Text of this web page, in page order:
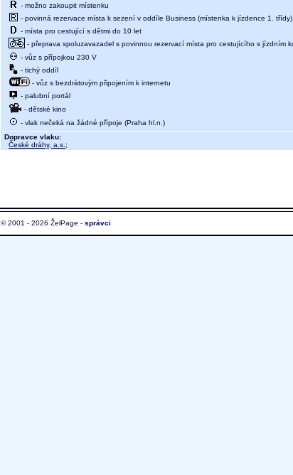
- možno zakoupit místenku
- povinná rezervace místa k sezení v oddíle Business (místenka k jízdence 1. třídy)
- místa pro cestující s dětmi do 10 let
- přeprava spoluzavazadel s povinnou rezervací místa pro cestujícího s jízdním
- vůz s přípojkou 230 V
- tichý oddíl
- vůz s bezdrátovým připojením k internetu
- palubní portál
- dětské kino
- vlak nečeká na žádné přípoje (Praha hl.n.)
Dopravce vlaku:
České dráhy, a.s. ;
© 2001 - 2026 ŽelPage - správci